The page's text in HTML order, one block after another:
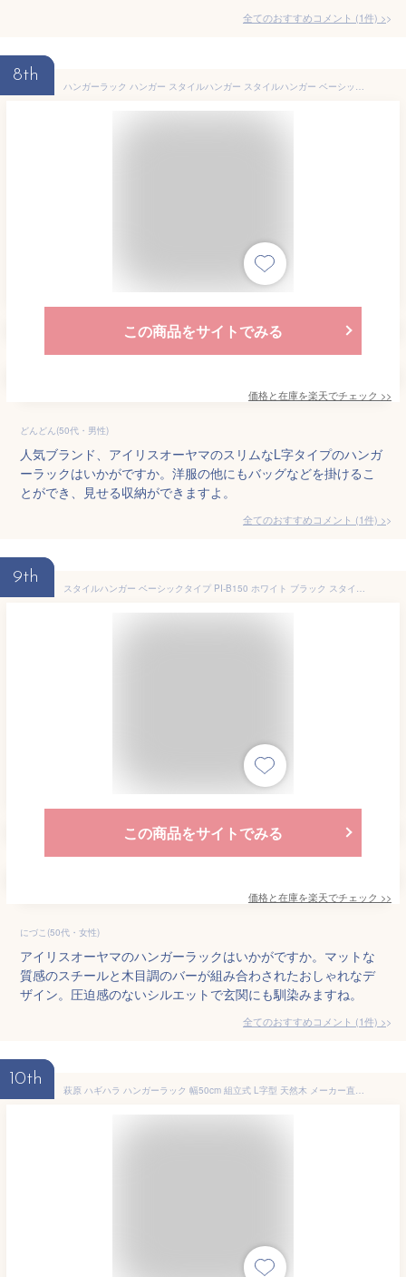
全てのおすすめコメント (1件) >
8th
ハンガーラック ハンガー スタイルハンガー スタイルハンガー ベーシックタイプ PI-B150 ホワイト ブラック アイリスオーヤマスタイルハンガーラック デザインハンガー ハンガーラック 衣類ハンガー 洋服掛け 衣類収納 おしゃれ
この商品をサイトでみる
価格と在庫を楽天でチェック >>
どんどん(50代・男性)
人気ブランド、アイリスオーヤマのスリムなL字タイプのハンガ
ーラックはいかがですか。洋服の他にもバッグなどを掛けるこ
とができ、見せる収納ができますよ。
全てのおすすめコメント (1件) >
9th
スタイルハンガー ベーシックタイプ PI-B150 ホワイト ブラック スタイルハンガー スタイルハンガーラック デザインハンガー ハンガーラック 衣類ハンガー 洋服掛け 衣類収納 おしゃれ アイリスオーヤマ
この商品をサイトでみる
価格と在庫を楽天でチェック >>
にづこ(50代・女性)
アイリスオーヤマのハンガーラックはいかがですか。マットな
質感のスチールと木目調のバーが組み合わされたおしゃれなデ
ザイン。圧迫感のないシルエットで玄関にも馴染みますね。
全てのおすすめコメント (1件) >
10th
萩原 ハギハラ ハンガーラック 幅50cm 組立式 L字型 天然木 メーカー直送 ライトブラウン VR-7216LBR (2520197) 代引不可